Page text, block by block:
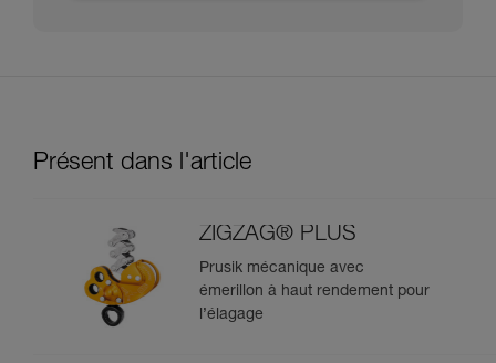
Présent dans l'article
ZIGZAG® PLUS
Prusik mécanique avec
émerillon à haut rendement pour
l’élagage